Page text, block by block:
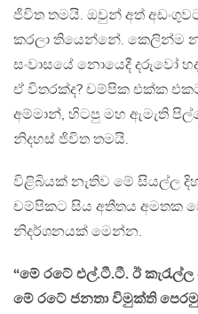
ජිවිත තමයි. ඔවුන් අත්
කරලා තියෙන්නේ. කෙලින්ම
සංවාසයේ නොයෙදී දරුවෝ
ඒ විතරක්ද? චම්පික එක්ක
අම්මාන්, හිටපු මහ ඇමැති
නිදහස් ජිවිත තමයි.
විළිබියක් නැතිව මේ සියල්ල
චම්පිකට සිය අතීතය අමතක
නිදර්ශනයක් මෙන්න.
“මේ රටේ එල්.ටී.ටී. ඊ
මේ රටේ ජනතා විමුක්ති